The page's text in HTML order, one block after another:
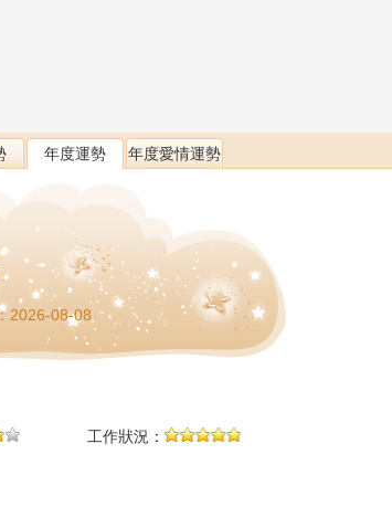
年度運勢 年度愛情運勢
2026-08-08
工作狀況：